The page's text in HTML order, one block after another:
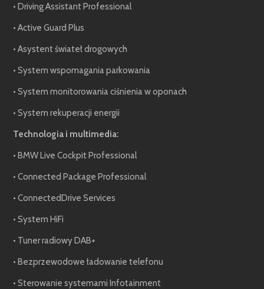
• Driving Assistant Professional
• Active Guard Plus
• Asystent świateł drogowych
• System wspomagania parkowania
• System monitorowania ciśnienia w oponach
• System rekuperacji energii
Technologia i multimedia:
• BMW Live Cockpit Professional
• Connected Package Professional
• ConnectedDrive Services
• System HiFi
• Tuner radiowy DAB+
• Bezprzewodowe ładowanie telefonu
• Sterowanie systemami Infotainment